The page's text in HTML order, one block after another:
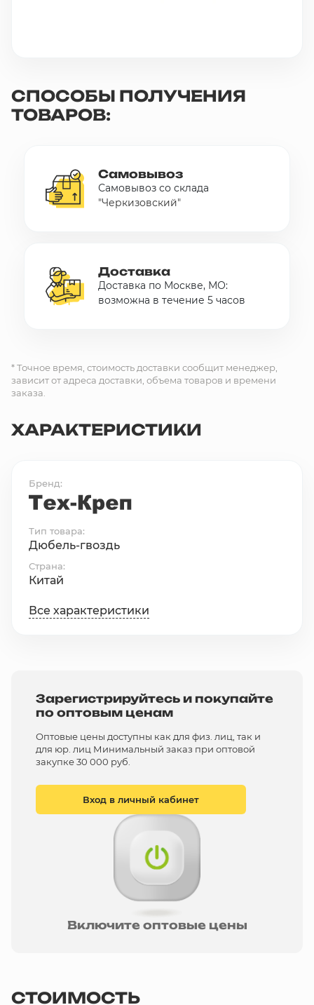
СПОСОБЫ ПОЛУЧЕНИЯ
ТОВАРОВ:
Самовывоз
Самовывоз со склада
"Черкизовский"
Доставка
Доставка по Москве, МО:
возможна в течение 5 часов
* Точное время, стоимость доставки сообщит менеджер,
зависит от адреса доставки, объема товаров и времени
заказа.
ХАРАКТЕРИСТИКИ
Бренд
Тип товара
Дюбель-гвоздь
Страна
Китай
Все характеристики
Зарегистрируйтесь и покупайте
по оптовым ценам
Оптовые цены доступны как для физ. лиц, так и
для юр. лиц Минимальный заказ при оптовой
закупке 30 000 руб.
Вход в личный кабинет
Включите оптовые цены
СТОИМОСТЬ